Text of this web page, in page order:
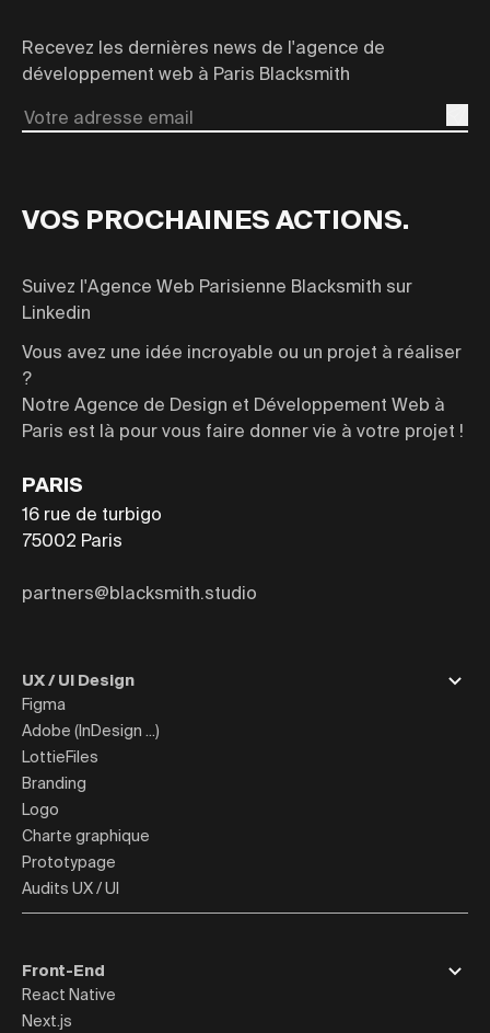
Recevez les dernières news de l'agence de
développement web à Paris Blacksmith
Email
VOS PROCHAINES ACTIONS.
Suivez l'Agence Web Parisienne Blacksmith sur
Linkedin
Vous avez une idée incroyable ou un projet à réaliser
?
Notre Agence de Design et Développement Web à
Paris est là pour vous faire donner vie à votre projet !
PARIS
16 rue de turbigo
75002 Paris
partners@blacksmith.studio
UX / UI Design
Figma
Adobe (InDesign ...)
LottieFiles
Branding
Logo
Charte graphique
Prototypage
Audits UX / UI
Front-End
React Native
Next.js